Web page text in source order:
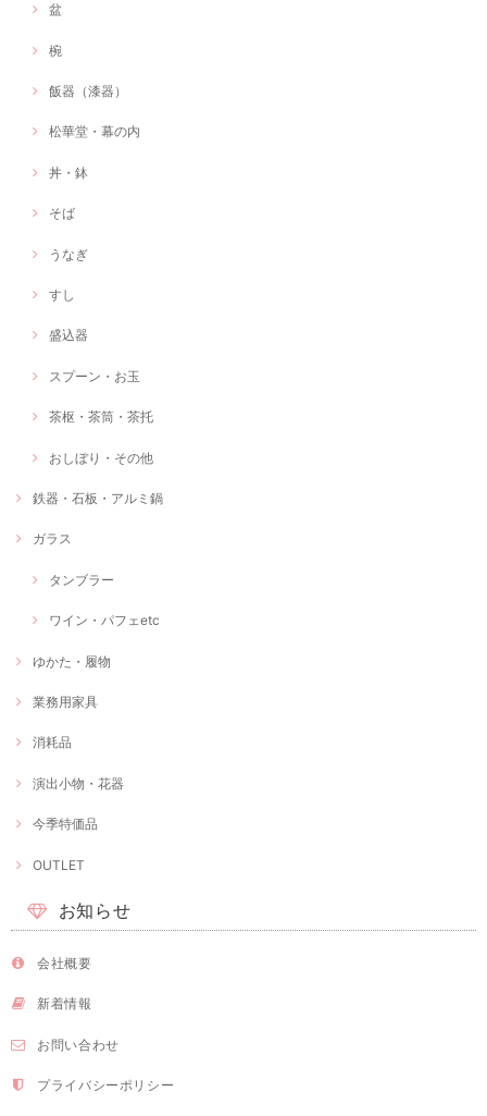
盆
椀
飯器（漆器）
松華堂・幕の内
丼・鉢
そば
うなぎ
すし
盛込器
スプーン・お玉
茶枢・茶筒・茶托
おしぼり・その他
鉄器・石板・アルミ鍋
ガラス
タンブラー
ワイン・パフェetc
ゆかた・履物
業務用家具
消耗品
演出小物・花器
今季特価品
OUTLET
お知らせ
会社概要
新着情報
お問い合わせ
プライバシーポリシー